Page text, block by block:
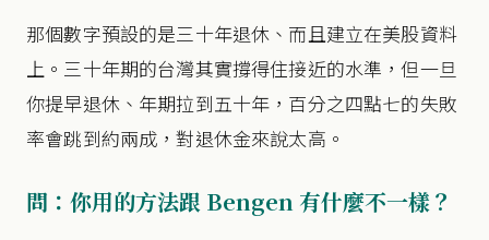
那個數字預設的是三十年退休、而且建立在美股資料
上。三十年期的台灣其實撐得住接近的水準，但一旦
你提早退休、年期拉到五十年，百分之四點七的失敗
率會跳到約兩成，對退休金來說太高。
問：你用的方法跟 Bengen 有什麼不一樣？